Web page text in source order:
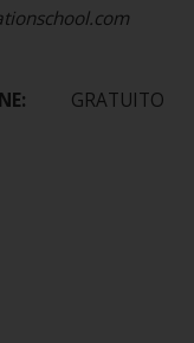
GRATUITO